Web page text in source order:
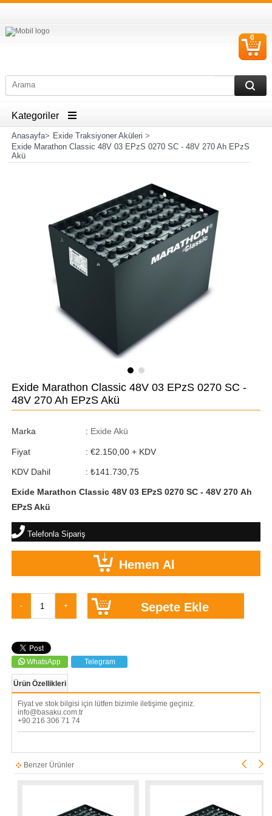
0
Kategoriler
Anasayfa> Exide Traksiyoner Aküleri >
Exide Marathon Classic 48V 03 EPzS 0270 SC - 48V 270 Ah EPzS
Akü
Exide Marathon Classic 48V 03 EPzS 0270 SC -
48V 270 Ah EPzS Akü
Marka : Exide Akü
Fiyat : €2.150,00+ KDV
KDV Dahil : ₺141.730,75
Exide Marathon Classic 48V 03 EPzS 0270 SC - 48V 270 Ah
EPzS Akü
Telefonla Sipariş
WhatsApp Telegram
Ürün Özellikleri
Fiyat ve stok bilgisi için lütfen bizimle iletişime geçiniz.
info@basaku.com.tr
+90 216 306 71 74
Benzer Ürünler